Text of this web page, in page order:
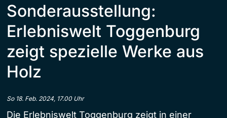
Sonderausstellung:
Erlebniswelt Toggenburg
zeigt spezielle Werke aus
Holz
So 18. Feb. 2024, 17.00 Uhr
Die Erlebniswelt Toggenburg zeigt in einer